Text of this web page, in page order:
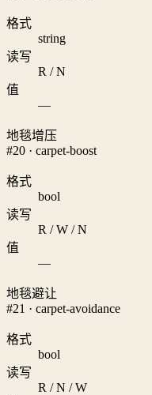
格式
string
读写
R / N
值
—
地毯增压
#20 · carpet-boost
格式
bool
读写
R / W / N
值
—
地毯避让
#21 · carpet-avoidance
格式
bool
读写
R / N / W